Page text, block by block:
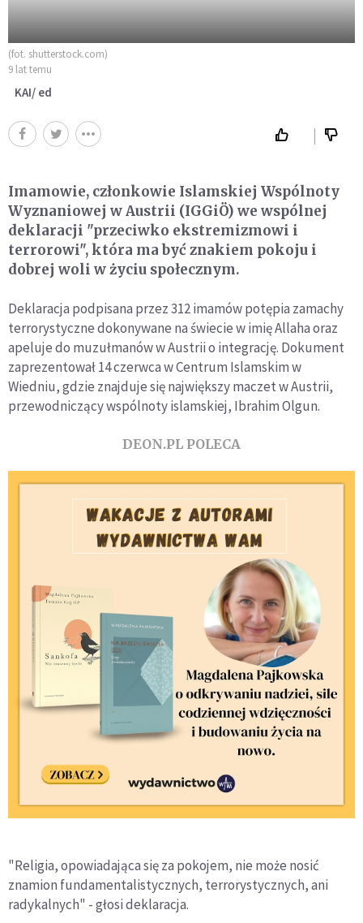
(fot. shutterstock.com)
9 lat temu
KAI/ ed
Imamowie, członkowie Islamskiej Wspólnoty
Wyznaniowej w Austrii (IGGiÖ) we wspólnej
deklaracji "przeciwko ekstremizmowi i
terrorowi", która ma być znakiem pokoju i
dobrej woli w życiu społecznym.
Deklaracja podpisana przez 312 imamów potępia zamachy
terrorystyczne dokonywane na świecie w imię Allaha oraz
apeluje do muzułmanów w Austrii o integrację. Dokument
zaprezentował 14 czerwca w Centrum Islamskim w
Wiedniu, gdzie znajduje się największy maczet w Austrii,
przewodniczący wspólnoty islamskiej, Ibrahim Olgun.
DEON.PL POLECA
"Religia, opowiadająca się za pokojem, nie może nosić
znamion fundamentalistycznych, terrorystycznych, ani
radykalnych" - głosi deklaracja.